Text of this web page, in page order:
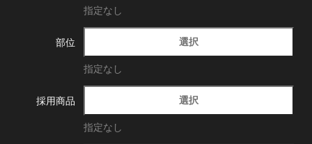
指定なし
部位 選択
指定なし
採用商品 選択
指定なし